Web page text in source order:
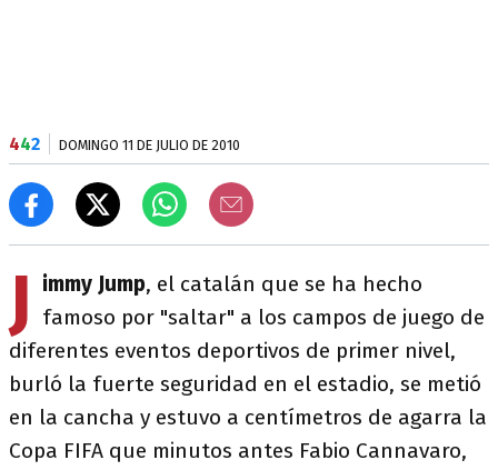
442 DOMINGO 11 DE JULIO DE 2010
J immy Jump, el catalán que se ha hecho
famoso por "saltar" a los campos de juego de
diferentes eventos deportivos de primer nivel,
burló la fuerte seguridad en el estadio, se metió
en la cancha y estuvo a centímetros de agarra la
Copa FIFA que minutos antes Fabio Cannavaro,